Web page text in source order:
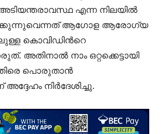
എന്ന നിലയിൽ
ആഗോള ആരോഗ്യ
കൊവിഡിന്‍റെ
അതിനാൽ നാം ഒറ്റക്കെട്ടായി
പൊരുതാൻ
നിർദേശിച്ചു.